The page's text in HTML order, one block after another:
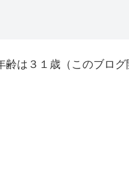
は３１歳（このブログ